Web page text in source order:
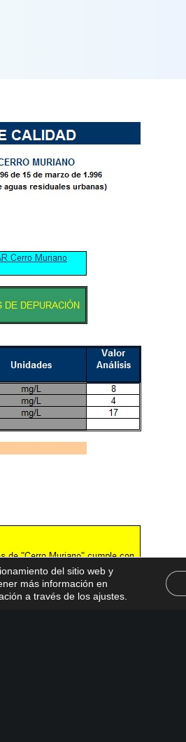
del sitio web y
más información en
a través de los ajustes